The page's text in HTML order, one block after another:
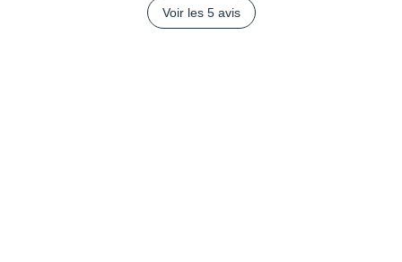
Voir les 5 avis